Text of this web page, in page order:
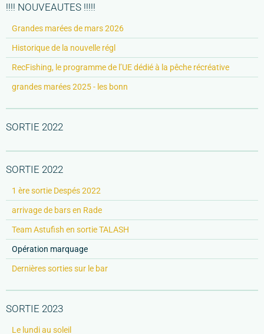
!!!! NOUVEAUTES !!!!!
Grandes marées de mars 2026
Historique de la nouvelle régl
RecFishing, le programme de l’UE dédié à la pêche récréative
grandes marées 2025 - les bonn
SORTIE 2022
SORTIE 2022
1 ère sortie Despés 2022
arrivage de bars en Rade
Team Astufish en sortie TALASH
Opération marquage
Dernières sorties sur le bar
SORTIE 2023
Le lundi au soleil